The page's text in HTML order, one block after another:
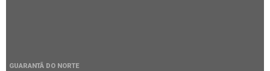
GUARANTÃ DO NORTE